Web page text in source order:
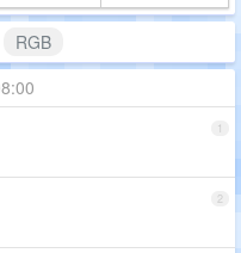
RGB
1
2